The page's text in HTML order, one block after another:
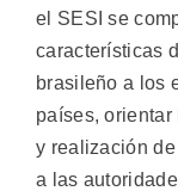
el SESI se
características
brasileño a los
países,
y realización
a las